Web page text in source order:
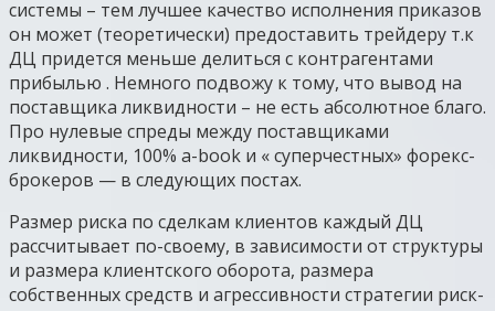
системы – тем лучшее качество исполнения приказов
он может (теоретически) предоставить трейдеру т.к
ДЦ придется меньше делиться с контрагентами
прибылью . Немного подвожу к тому, что вывод на
поставщика ликвидности – не есть абсолютное благо.
Про нулевые спреды между поставщиками
ликвидности, 100% a-book и « суперчестных» форекс-
брокеров — в следующих постах.
Размер риска по сделкам клиентов каждый ДЦ
рассчитывает по-своему, в зависимости от структуры
и размера клиентского оборота, размера
собственных средств и агрессивности стратегии риск-